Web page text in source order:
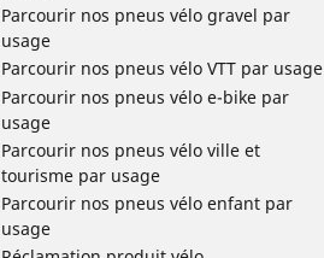
Parcourir nos pneus vélo gravel par
usage
Parcourir nos pneus vélo VTT par usage
Parcourir nos pneus vélo e-bike par
usage
Parcourir nos pneus vélo ville et
tourisme par usage
Parcourir nos pneus vélo enfant par
usage